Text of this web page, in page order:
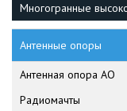
Многогранные
Антенные опоры
Антенная опора АО
Радиомачты